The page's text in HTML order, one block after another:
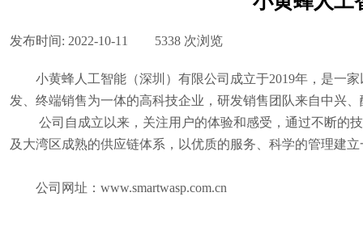
发布时间: 2022-10-11 5338 次浏览
小黄蜂人工智能（深圳）有限公司成立于2019年，是一
发、终端销售为一体的高科技企业，研发销售团队来自中兴
公司自成立以来，关注用户的体验和感受，通过不断的
及大湾区成熟的供应链体系，以优质的服务、科学的管理建
公司网址： www.smartwasp.com.cn